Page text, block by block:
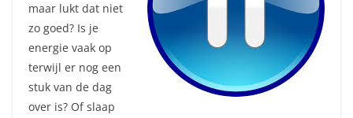
maar lukt dat niet
zo goed? Is je
energie vaak op
terwijl er nog een
stuk van de dag
over is? Of slaap